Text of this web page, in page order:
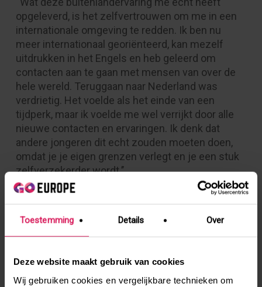
Toestemming Details Over
Deze website maakt gebruik van cookies
Wij gebruiken cookies en vergelijkbare technieken om
opgeleverd, is het zelfvertrouwen om me in een
internationale omgeving te redden. Ik ben nu
meer internationaal georiënteerd, kan mezelf
uitdrukken in het Engels en heb geleerd om
contacten aan te gaan met mensen van over de
hele wereld. Teruggaan naar Nederland was
verdrietig. Het voelde als het einde van een
tijdperk, maar ik voelde me wel verrijkt door alle
nieuwe contacten en ervaringen. Ik denk dat
andere jongeren dit echt zouden moeten doen,
omdat je je eigen grenzen verlegt en je een stuk
zelfverzekerder wordt.’’